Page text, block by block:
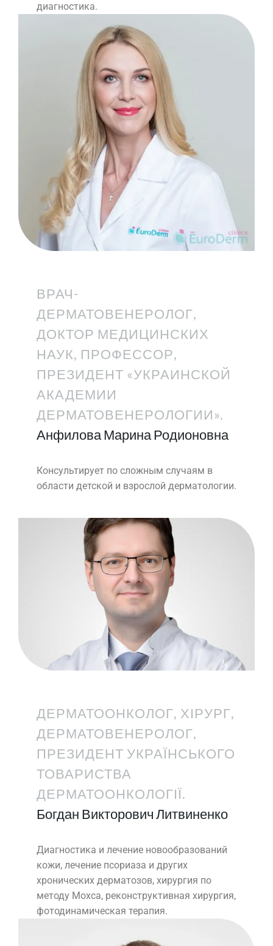
диагностика.
ВРАЧ-
ДЕРМАТОВЕНЕРОЛОГ,
ДОКТОР МЕДИЦИНСКИХ
НАУК, ПРОФЕССОР,
ПРЕЗИДЕНТ «УКРАИНСКОЙ
АКАДЕМИИ
ДЕРМАТОВЕНЕРОЛОГИИ».
Анфилова Марина Родионовна
Консультирует по сложным случаям в
области детской и взрослой дерматологии.
ДЕРМАТООНКОЛОГ, ХІРУРГ,
ДЕРМАТОВЕНЕРОЛОГ,
ПРЕЗИДЕНТ УКРАЇНСЬКОГО
ТОВАРИСТВА
ДЕРМАТООНКОЛОГІЇ.
Богдан Викторович Литвиненко
Диагностика и лечение новообразований
кожи, лечение псориаза и других
хронических дерматозов, хирургия по
методу Мохса, реконструктивная хирургия,
фотодинамическая терапия.